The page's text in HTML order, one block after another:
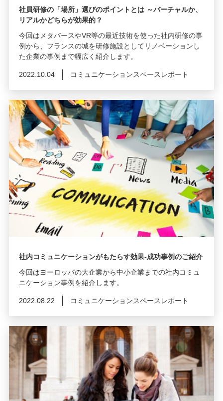
社員研修の「場所」選びのポイントとは ～バーチャルか、
リアルかどちらが効果的？
今回はメタバースやVR等の最近技術を使った社内研修の事
例から、フランスの城を研修施設としてリノベーションし
た企業の事例まで幅広く紹介します。
2022.10.04 コミュニケーションスペースレポート
社内コミュニケーションがもたらす効果-成功事例のご紹介
今回はヨーロッパの大企業から中小企業までの社内コミュ
ニケーション事例を紹介します。
2022.08.22 コミュニケーションスペースレポート